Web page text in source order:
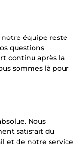
notre équipe reste
questions
continu après la
sommes là pour
Nous
satisfait du
et de notre service